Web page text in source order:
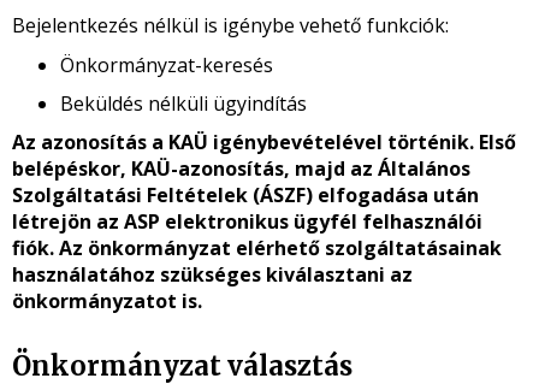
Bejelentkezés nélkül is igénybe vehető funkciók:
Önkormányzat-keresés
Beküldés nélküli ügyindítás
Az azonosítás a KAÜ igénybevételével történik. Első
belépéskor, KAÜ-azonosítás, majd az Általános
Szolgáltatási Feltételek (ÁSZF) elfogadása után
létrejön az ASP elektronikus ügyfél felhasználói
fiók. Az önkormányzat elérhető szolgáltatásainak
használatához szükséges kiválasztani az
önkormányzatot is.
Önkormányzat választás